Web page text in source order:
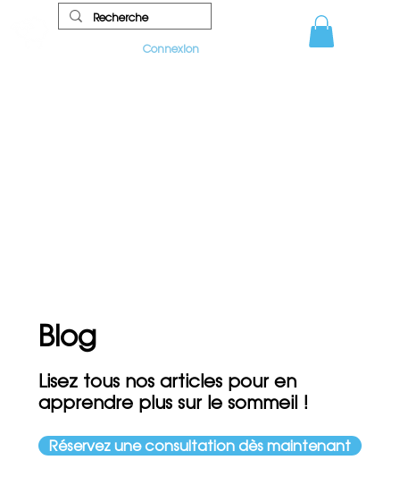
Connexion
Lisez tous nos articles pour en
apprendre plus sur le sommeil !
Blog
Réservez une consultation dès maintenant